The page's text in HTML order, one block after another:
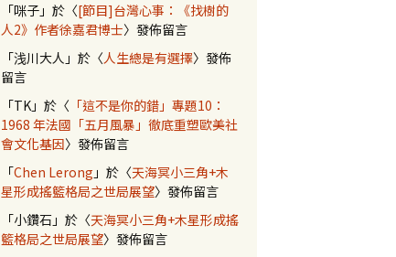
「咪子 」於〈[節目]台灣心事：《找樹的
人2》作者徐嘉君博士〉發佈留言
「浅川大人 」於〈人生總是有選擇〉發佈
留言
「TK」於〈 「這不是你的錯」專題10：
1968 年法國「五月風暴」徹底重塑歐美社
會文化基因〉發佈留言
「Chen Lerong 」於〈天海冥小三角+木
星形成搖籃格局之世局展望〉發佈留言
「小鑽石 」於〈天海冥小三角+木星形成搖
籃格局之世局展望〉發佈留言